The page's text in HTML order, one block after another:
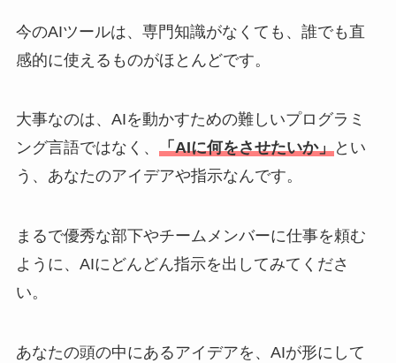
今のAIツールは、専門知識がなくても、誰でも直
感的に使えるものがほとんどです。
大事なのは、AIを動かすための難しいプログラミ
ング言語ではなく、 「AIに何をさせたいか」とい
う、あなたのアイデアや指示なんです。
まるで優秀な部下やチームメンバーに仕事を頼む
ように、AIにどんどん指示を出してみてくださ
い。
あなたの頭の中にあるアイデアを、AIが形にして